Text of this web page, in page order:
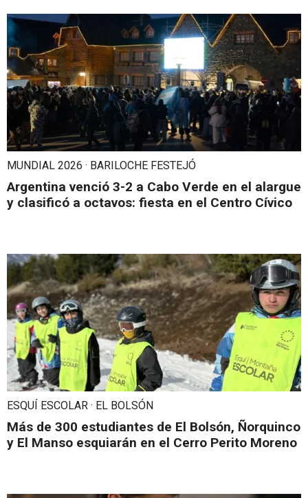
MUNDIAL 2026 · BARILOCHE FESTEJÓ
Argentina venció 3-2 a Cabo Verde en el alargue
y clasificó a octavos: fiesta en el Centro Cívico
ESQUÍ ESCOLAR · EL BOLSÓN
Más de 300 estudiantes de El Bolsón, Ñorquinco
y El Manso esquiarán en el Cerro Perito Moreno